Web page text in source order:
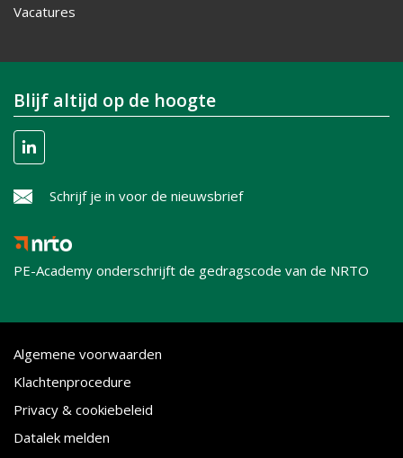
Vacatures
Blijf altijd op de hoogte
Schrijf je in voor de nieuwsbrief
PE-Academy onderschrijft de gedragscode van de NRTO
Algemene voorwaarden
Klachtenprocedure
Privacy & cookiebeleid
Datalek melden